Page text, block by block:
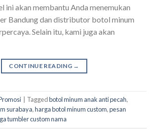
ini akan membantu Anda menemukan
Bandung dan distributor botol minum
Selain itu, kami juga akan
CONTINUE READING →
Taggedbotol minum anak anti pecah,
surabaya,harga botol minum custom,pesan
tumbler custom nama